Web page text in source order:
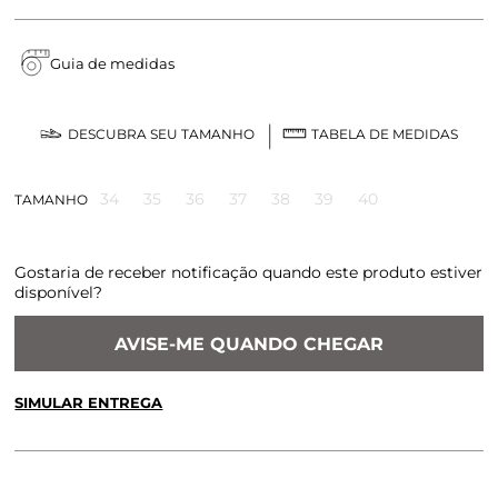
Guia de medidas
DESCUBRA SEU TAMANHO TABELA DE MEDIDAS
TAMANHO 34 35 36 37 38 39 40
Gostaria de receber notificação quando este produto estiver
disponível?
AVISE-ME QUANDO CHEGAR
SIMULAR ENTREGA